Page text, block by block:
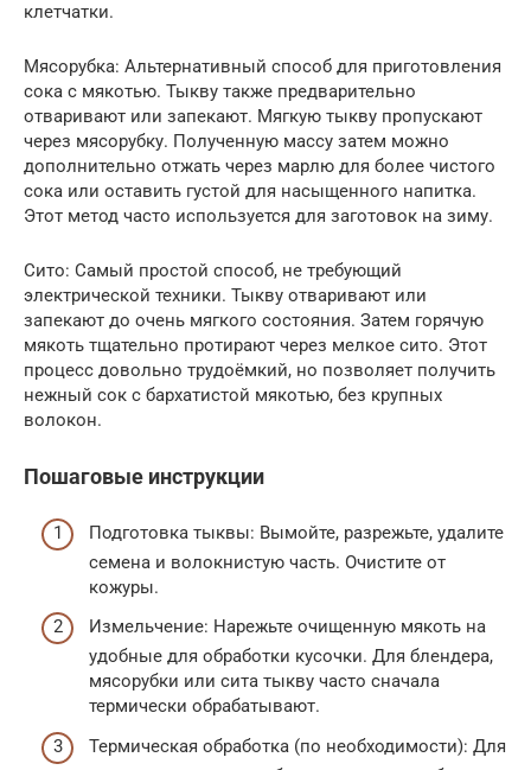
клетчатки.
Мясорубка: Альтернативный способ для приготовления
сока с мякотью. Тыкву также предварительно
отваривают или запекают. Мягкую тыкву пропускают
через мясорубку. Полученную массу затем можно
дополнительно отжать через марлю для более чистого
сока или оставить густой для насыщенного напитка.
Этот метод часто используется для заготовок на зиму.
Сито: Самый простой способ, не требующий
электрической техники. Тыкву отваривают или
запекают до очень мягкого состояния. Затем горячую
мякоть тщательно протирают через мелкое сито. Этот
процесс довольно трудоёмкий, но позволяет получить
нежный сок с бархатистой мякотью, без крупных
волокон.
Пошаговые инструкции
Подготовка тыквы: Вымойте, разрежьте, удалите
семена и волокнистую часть. Очистите от
кожуры.
Измельчение: Нарежьте очищенную мякоть на
удобные для обработки кусочки. Для блендера,
мясорубки или сита тыкву часто сначала
термически обрабатывают.
Термическая обработка (по необходимости): Для